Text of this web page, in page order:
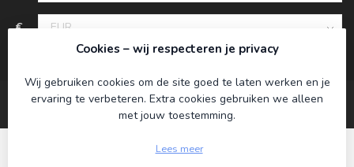
€
Cookies – wij respecteren je privacy
Wij gebruiken cookies om de site goed te laten werken en je
ervaring te verbeteren. Extra cookies gebruiken we alleen
met jouw toestemming.
Lees meer